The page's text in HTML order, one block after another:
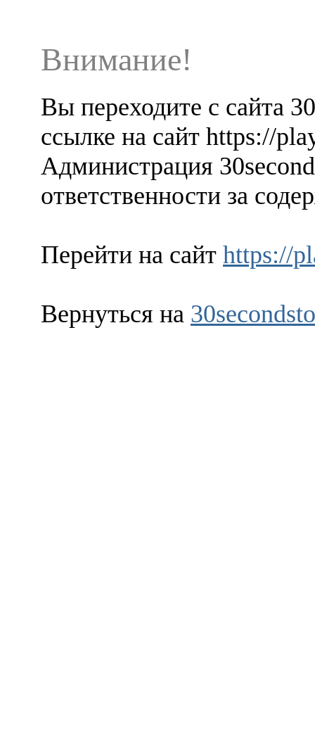
Внимание!
Вы переходите с сайта
ссылке на сайт https://
Администрация
ответственности за
Перейти на сайт https://
Вернуться на